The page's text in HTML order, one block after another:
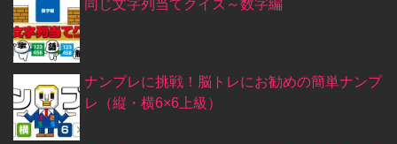
同じ文字列当てクイズ～数字編
ナンプレに挑戦！脳トレにお勧めの簡単ナンプ
レ（縦・横6×6上級）